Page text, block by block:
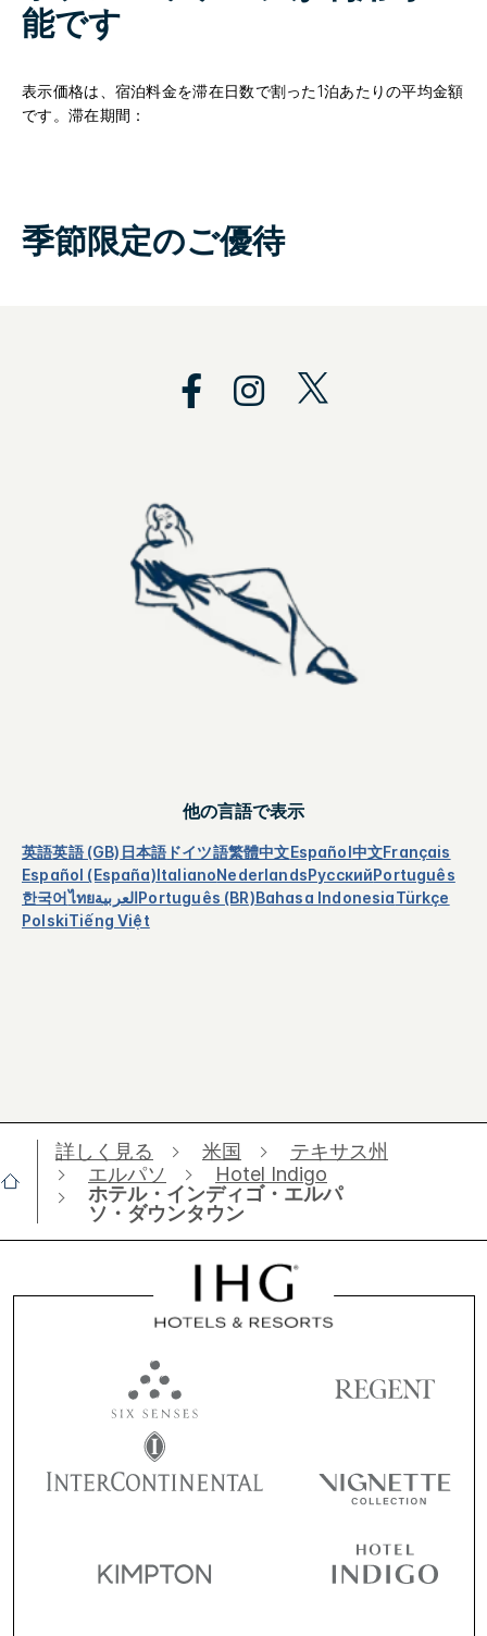
能です
表示価格は、宿泊料金を滞在日数で割った1泊あたりの平均金額
です。滞在期間：
季節限定のご優待
他の言語で表示
英語英語 (GB) 日本語 ドイツ語繁體中文Español中文Français
Español (España)ItalianoNederlandsРусскийPortuguês
한국어ไทยالعربيةPortuguês (BR)Bahasa IndonesiaTürkçe
PolskiTiếng Việt
詳しく見る 米国
テキサス州
エルパソ
Hotel Indigo
ホテル・インディゴ・エルパ
ソ・ダウンタウン